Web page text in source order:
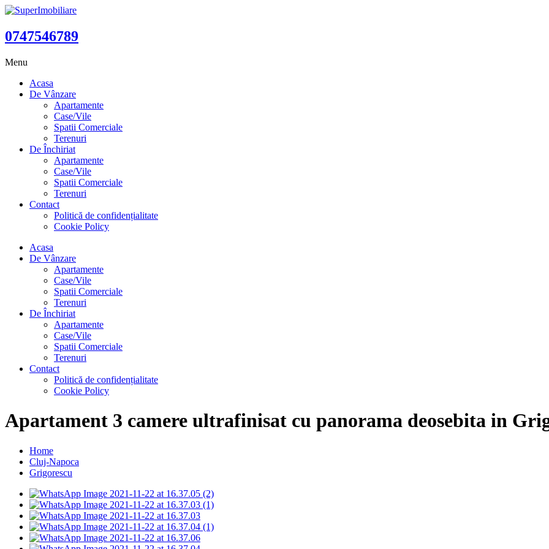
0747546789
Menu
Acasa
De Vânzare
Apartamente
Case/Vile
Spatii Comerciale
Terenuri
De Închiriat
Apartamente
Case/Vile
Spatii Comerciale
Terenuri
Contact
Politică de confidențialitate
Cookie Policy
Acasa
De Vânzare
Apartamente
Case/Vile
Spatii Comerciale
Terenuri
De Închiriat
Apartamente
Case/Vile
Spatii Comerciale
Terenuri
Contact
Politică de confidențialitate
Cookie Policy
Apartament 3 camere ultrafinisat cu panorama deosebita in
Home
Cluj-Napoca
Grigorescu